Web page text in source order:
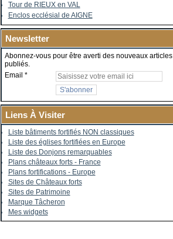
Tour de RIEUX en VAL
Enclos ecclésial de AIGNE
Newsletter
Abonnez-vous pour être averti des nouveaux articles
publiés.
Email
Liens À Visiter
Liste bâtiments fortifiés NON classiques
Liste des églises fortifiées en Europe
Liste des Donjons remarquables
Plans châteaux forts - France
Plans fortifications - Europe
Sites de Châteaux forts
Sites de Patrimoine
Marque Tâcheron
Mes widgets